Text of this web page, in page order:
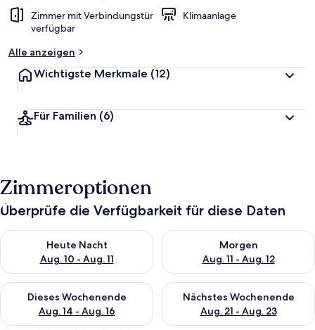
Zimmer mit Verbindungstür
verfügbar
Klimaanlage
Alle anzeigen
Wichtigste Merkmale (12)
Für Familien (6)
Zimmeroptionen
Überprüfe die Verfügbarkeit für diese Daten
Heute Nacht
Aug. 10 - Aug. 11
Überprüfe die Verfügbarkeit für heute Nacht, Aug. 10 - Aug.
Morgen
Aug. 11 - Aug. 12
Überprüfe die Verfügbarkeit
Dieses Wochenende
Aug. 14 - Aug. 16
Überprüfe die Verfügbarkeit für dieses Wochenende, Aug. 14
Nächstes Wochenende
Aug. 21 - Aug. 23
Überprüfe die Verfügbarkeit